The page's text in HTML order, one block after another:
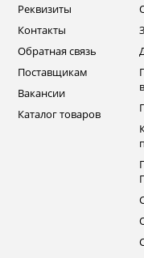
Реквизиты
Контакты
Обратная связь
Поставщикам
Вакансии
Каталог товаров